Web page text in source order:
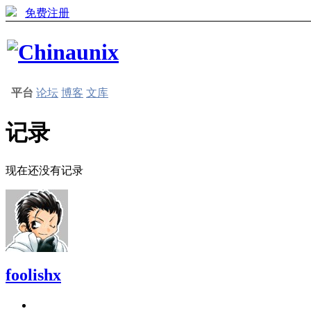
免费注册
平台 论坛 博客 文库
记录
现在还没有记录
foolishx